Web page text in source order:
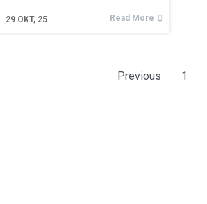
29 OKT, 25 Read More
Previous 1